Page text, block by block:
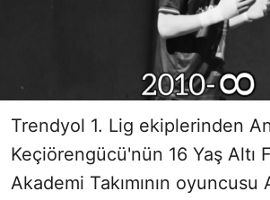
Trendyol 1. Lig ekiplerinden
Keçiörengücü'nün 16 Yaş Altı
Akademi Takımının oyuncusu